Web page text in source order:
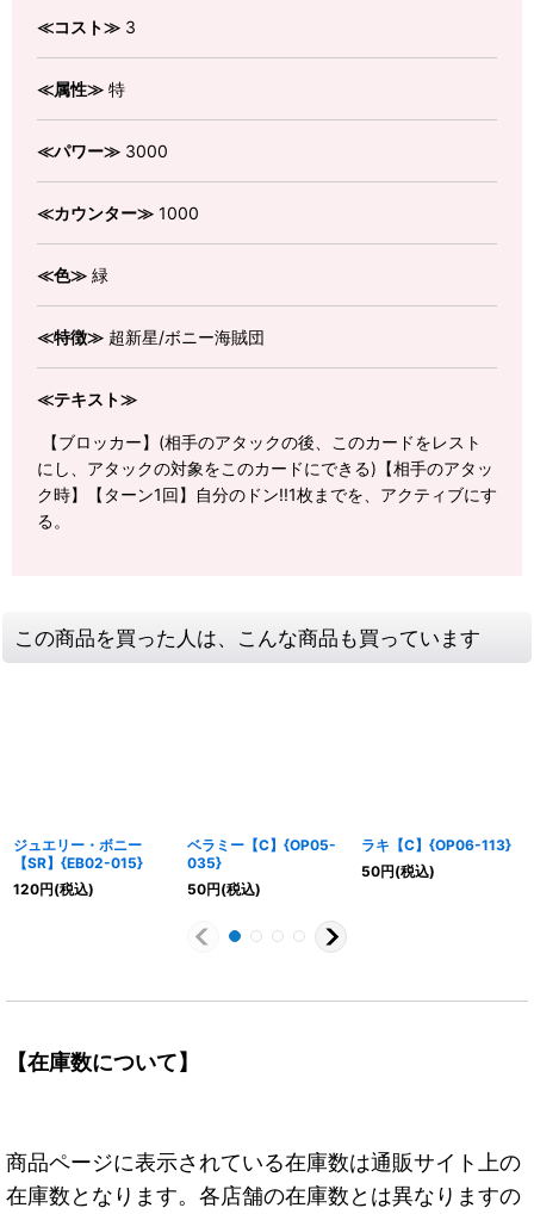
≪コスト≫ 3
≪属性≫ 特
≪パワー≫ 3000
≪カウンター≫ 1000
≪色≫ 緑
≪特徴≫ 超新星/ボニー海賊団
≪テキスト≫
【ブロッカー】(相手のアタックの後、このカードをレスト
にし、アタックの対象をこのカードにできる)【相手のアタッ
ク時】【ターン1回】自分のドン!!1枚までを、アクティブにす
る。
この商品を買った人は、こんな商品も買っています
ジュエリー・ボニー
【SR】{EB02-015}
120円(税込)
ベラミー【C】{OP05-
035}
50円(税込)
ラキ【C】{OP06-113}
50円(税込)
【在庫数について】
商品ページに表示されている在庫数は通販サイト上の
在庫数となります。各店舗の在庫数とは異なりますの